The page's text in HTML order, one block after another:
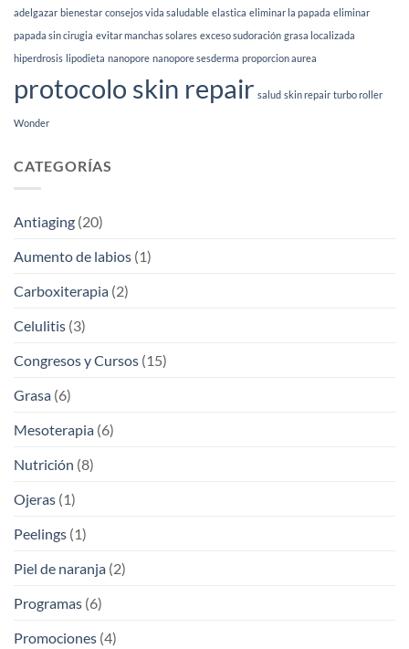
Esthetia
tipo
de
(2026)
adelgazar bienestar consejos vida saludable elastica eliminar la papada eliminar
papada sin cirugia evitar manchas solares exceso sudoración grasa localizada
hiperdrosis lipodieta nanopore nanopore sesderma proporcion aurea
protocolo skin repair salud skin repair turbo roller
Wonder
CATEGORÍAS
Antiaging (20)
Aumento de labios (1)
Carboxiterapia (2)
Celulitis (3)
Congresos y Cursos (15)
Grasa (6)
Mesoterapia (6)
Nutrición (8)
Ojeras (1)
Peelings (1)
Piel de naranja (2)
Programas (6)
Promociones (4)